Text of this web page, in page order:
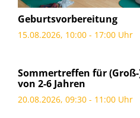
Geburtsvorbereitung
15.08.2026, 10:00 - 17:00 Uhr
Sommertreffen für
von 2-6 Jahren
20.08.2026, 09:30 - 11:00 Uhr